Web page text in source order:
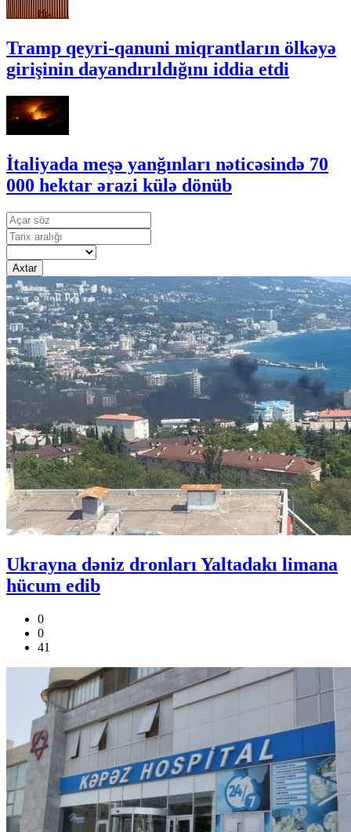
Tramp qeyri-qanuni miqrantların ölkəyə
girişinin dayandırıldığını iddia etdi
İtaliyada meşə yanğınları nəticəsində 70
000 hektar ərazi külə dönüb
Axtar
Ukrayna dəniz dronları Yaltadakı limana
hücum edib
0
0
41